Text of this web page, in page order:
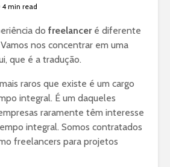
4 min read
do freelanceré diferente
nos concentrar em uma
que é a tradução.
raros que existe é um cargo
integral. É um daqueles
raramente têm interesse
integral. Somos contratados
freelancers para projetos